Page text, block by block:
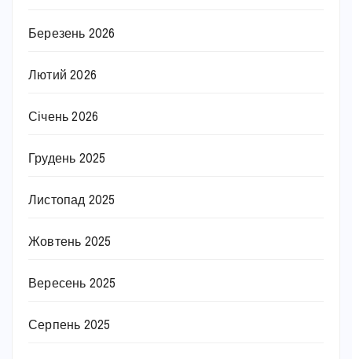
Березень 2026
Лютий 2026
Січень 2026
Грудень 2025
Листопад 2025
Жовтень 2025
Вересень 2025
Серпень 2025